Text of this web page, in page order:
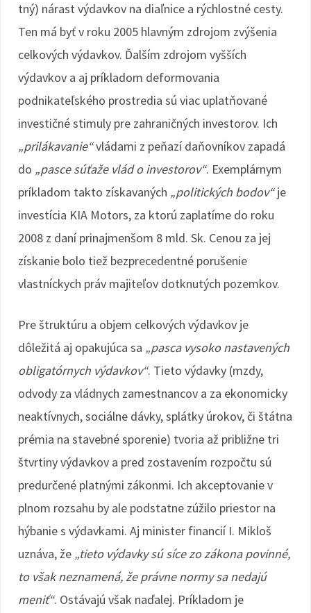
tný) nárast výdavkov na diaľnice a rýchlostné cesty.
Ten má byť v roku 2005 hlavným zdrojom zvýšenia
celkových výdavkov. Ďalším zdrojom vyšších
výdavkov a aj príkladom deformovania
podnikateľského prostredia sú viac uplatňované
investičné stimuly pre zahraničných investorov. Ich
„prilákavanie“vládami z peňazí daňovníkov zapadá
do „pasce súťaže vlád o investorov“. Exemplárnym
príkladom takto získavaných „politických bodov“je
investícia KIA Motors, za ktorú zaplatíme do roku
2008 z daní prinajmenšom 8 mld. Sk. Cenou za jej
získanie bolo tiež bezprecedentné porušenie
vlastníckych práv majiteľov dotknutých pozemkov.
Pre štruktúru a objem celkových výdavkov je
dôležitá aj opakujúca sa „pasca vysoko nastavených
obligatórnych výdavkov“. Tieto výdavky (mzdy,
odvody za vládnych zamestnancov a za ekonomicky
neaktívnych, sociálne dávky, splátky úrokov, či štátna
prémia na stavebné sporenie) tvoria až približne tri
štvrtiny výdavkov a pred zostavením rozpočtu sú
predurčené platnými zákonmi. Ich akceptovanie v
plnom rozsahu by ale podstatne zúžilo priestor na
hýbanie s výdavkami. Aj minister financií I. Mikloš
uznáva, že „tieto výdavky sú síce zo zákona povinné,
to však neznamená, že právne normy sa nedajú
meniť“. Ostávajú však naďalej. Príkladom je